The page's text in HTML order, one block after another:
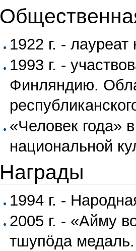
1922 г. -
1993 г. -
Финляндию.
«Человек года»
национальной
Награды
1994 г. -
2005 г. - «Айму
тшупӧда медаль.